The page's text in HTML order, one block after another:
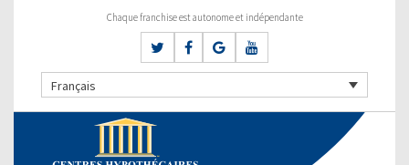
Chaque franchise est autonome et indépendante
Français